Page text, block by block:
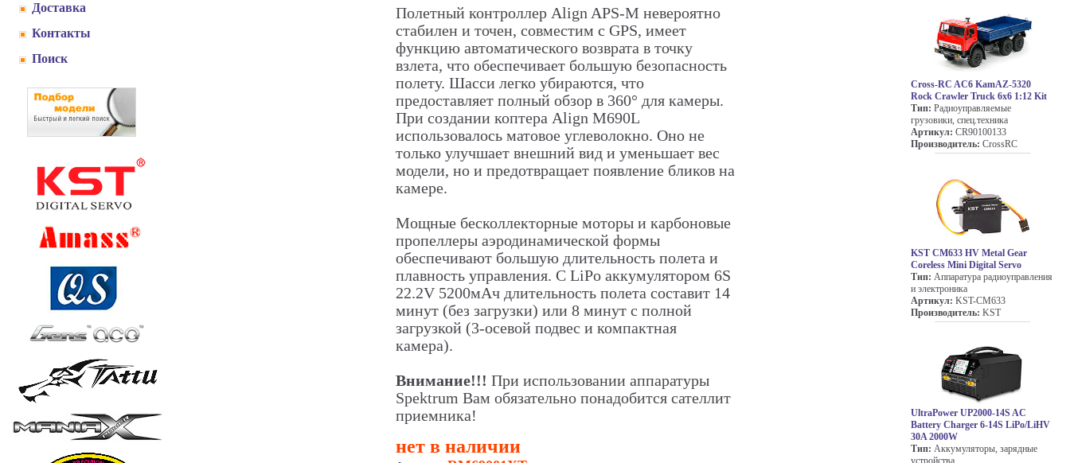
Доставка
Контакты
Поиск
Полетный контроллер Align APS-M невероятно
стабилен и точен, совместим с GPS, имеет
функцию автоматического возврата в точку
взлета, что обеспечивает большую безопасность
полету. Шасси легко убираются, что
предоставляет полный обзор в 360° для камеры.
При создании коптера Align M690L
использовалось матовое углеволокно. Оно не
только улучшает внешний вид и уменьшает вес
модели, но и предотвращает появление бликов на
камере.
Мощные бесколлекторные моторы и карбоновые
пропеллеры аэродинамической формы
обеспечивают большую длительность полета и
плавность управления. С LiPo аккумулятором 6S
22.2V 5200мАч длительность полета составит 14
минут (без загрузки) или 8 минут с полной
загрузкой (3-осевой подвес и компактная
камера).
Внимание!!! При использовании аппаратуры
Spektrum Вам обязательно понадобится сателлит
приемника!
нет в наличии
Cross-RC AC6 KamAZ-5320
Rock Crawler Truck 6x6 1:12 Kit
Тип: Радиоуправляемые
грузовики, спец.техника
Артикул: CR90100133
Производитель: CrossRC
KST CM633 HV Metal Gear
Coreless Mini Digital Servo
Тип: Аппаратура радиоуправления
и электроника
Артикул: KST-CM633
Производитель: KST
UltraPower UP2000-14S AC
Battery Charger 6-14S LiPo/LiHV
30A 2000W
Тип: Аккумуляторы, зарядные
устройства